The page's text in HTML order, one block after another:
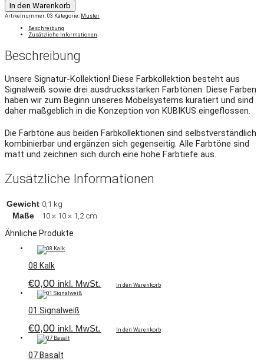
KUBIKUS in deiner Nähe
Onlineshop
KARLSHOLZ selektion
Alle
Lowboards
Highboards
Regale
Beistellmöbel
TV-/Hi-Fi-Möbel
Rollcontainer
In den Warenkorb
Artikelnummer:03 Kategorie: Muster
Beschreibung
Zusätzliche Informationen
Beschreibung
Unsere Signatur-Kollektion! Diese Farbkollektion besteht aus
Signalweiß sowie drei ausdrucksstarken Farbtönen. Diese Farben
haben wir zum Beginn unseres Möbelsystems kuratiert und sind
daher maßgeblich in die Konzeption von KUBIKUS eingeflossen.
Die Farbtöne aus beiden Farbkollektionen sind selbstverständlich
kombinierbar und ergänzen sich gegenseitig. Alle Farbtöne sind
matt und zeichnen sich durch eine hohe Farbtiefe aus.
Zusätzliche Informationen
Gewicht 0,1 kg
Maße
10 × 10 × 1,2 cm
Ähnliche Produkte
08 Kalk
€0,00 inkl. MwSt. In den Warenkorb
01 Signalweiß
€0,00 inkl. MwSt. In den Warenkorb
07 Basalt